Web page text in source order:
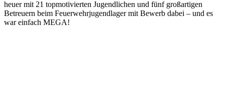
heuer mit 21 topmotivierten Jugendlichen und fünf großartigen
Betreuern beim Feuerwehrjugendlager mit Bewerb dabei – und es
war einfach MEGA!